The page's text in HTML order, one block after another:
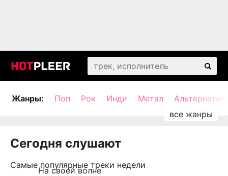
Жанры: Поп Рок Инди Метал
Сегодня слушают
Самые популярные треки недели
На своей волне